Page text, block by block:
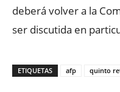
deberá volver a la
ser discutida en
ETIQUETAS afp quinto